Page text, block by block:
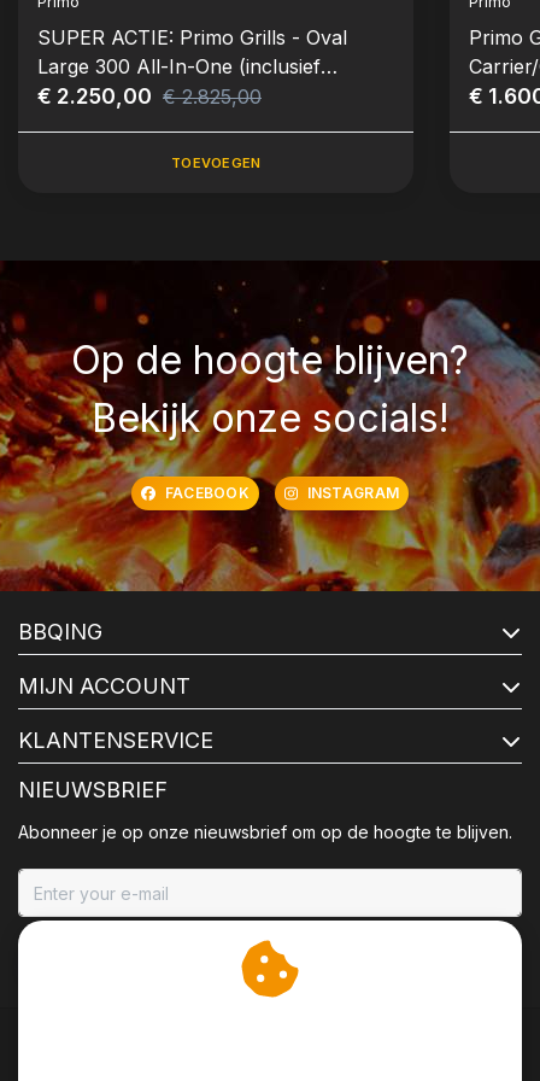
SUPER ACTIE: Primo Grills - Oval
Large 300 All-In-One (inclusief
onderstel en zijbladen)
€ 2.250,00 € 2.825,00
TOEVOEGEN
Primo
€
Op de hoogte blijven?
Bekijk onze socials!
FACEBOOK INSTAGRAM
BBQING
MIJN ACCOUNT
KLANTENSERVICE
NIEUWSBRIEF
Abonneer je op onze nieuwsbrief om op de hoogte te blijven.